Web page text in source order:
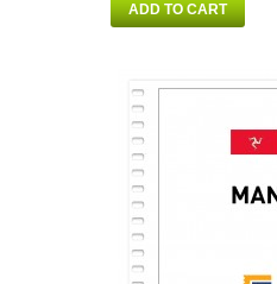
ADD TO CART